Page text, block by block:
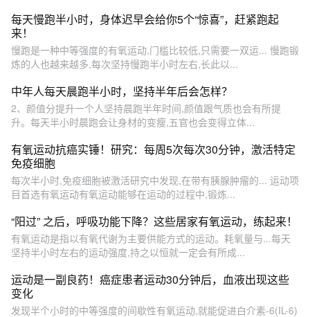
每天慢跑半小时，身体迟早会给你5个“惊喜”，赶紧跑起
来！
慢跑是一种中等强度的有氧运动,门槛比较低,只需要一双运... 慢跑锻
炼的人也越来越多,每次坚持慢跑半小时左右,长此以...
中年人每天晨跑半小时，坚持半年后会怎样？
2、颜值分提升一个人坚持晨跑半年时间,颜值跟气质也会有所提
升。每天半小时晨跑会让身材的变瘦,五官也会变得立体...
有氧运动抗癌实锤！研究：每周5次每次30分钟，激活特定
免疫细胞
每次半小时,免疫细胞被激活研究中发现,在带有胰腺肿瘤的... 运动项
目首选有氧运动有氧运动能够在运动的过程中,锻炼...
“阳过” 之后，呼吸功能下降？这些居家有氧运动，练起来！
有氧运动是指以有氧代谢为主要供能方式的运动。耗氧量与...每天
坚持半小时左右的运动强度,持之以恒就一定会有所成...
运动是一副良药！癌症患者运动30分钟后，血液出现这些
变化
发现半个小时的中等强度的间歇性有氧运动,就能促进白介素-6(IL-6)